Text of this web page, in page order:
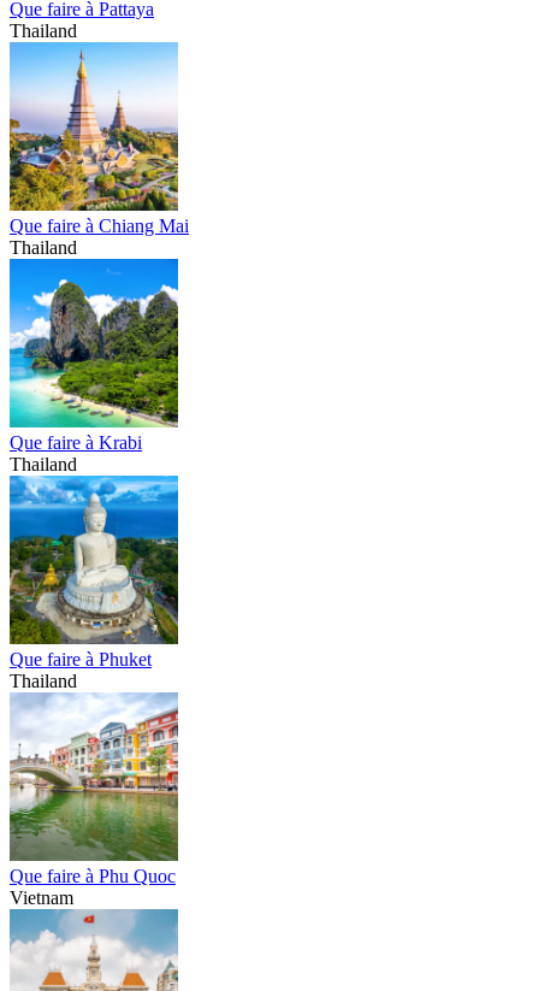
Que faire à Pattaya
Thailand
Que faire à Chiang Mai
Thailand
Que faire à Krabi
Thailand
Que faire à Phuket
Thailand
Que faire à Phu Quoc
Vietnam